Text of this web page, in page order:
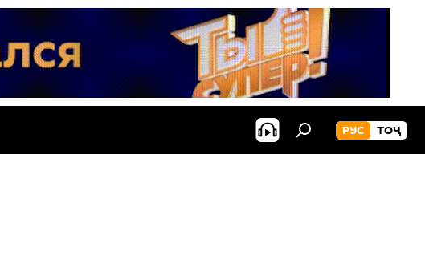
РУС ТОҶ